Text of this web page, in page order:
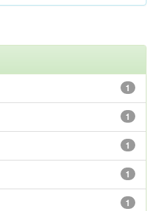
1
1
1
1
1